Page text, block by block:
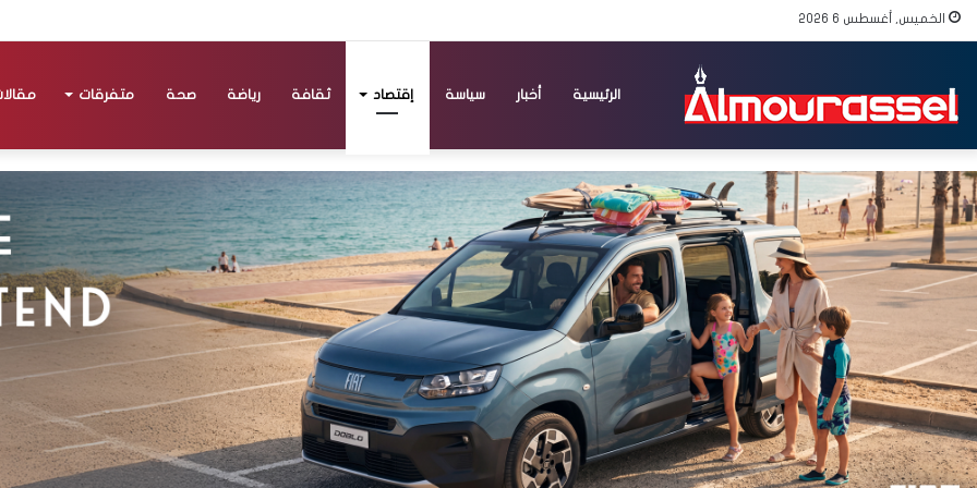
الخميس, أغسطس 6 2026
الرئيسية أخبار سياسة إقتصاد ثقافة رياضة صحة متفرقات